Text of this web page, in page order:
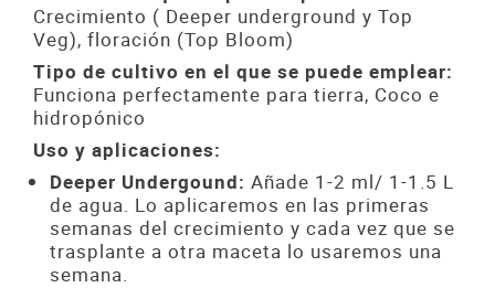
Crecimiento ( Deeper underground y Top
Veg), floración (Top Bloom)
Tipo de cultivo en el que se puede emplear:
Funciona perfectamente para tierra, Coco e
hidropónico
Uso y aplicaciones:
Deeper Undergound: Añade 1-2 ml/ 1-1.5 L
de agua. Lo aplicaremos en las primeras
semanas del crecimiento y cada vez que se
trasplante a otra maceta lo usaremos una
semana.